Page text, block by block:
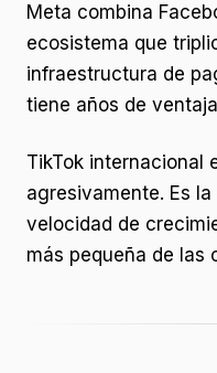
Meta combina
ecosistema que
infraestructura de
tiene años de
TikTok internacional
agresivamente. Es
velocidad de
más pequeña de las